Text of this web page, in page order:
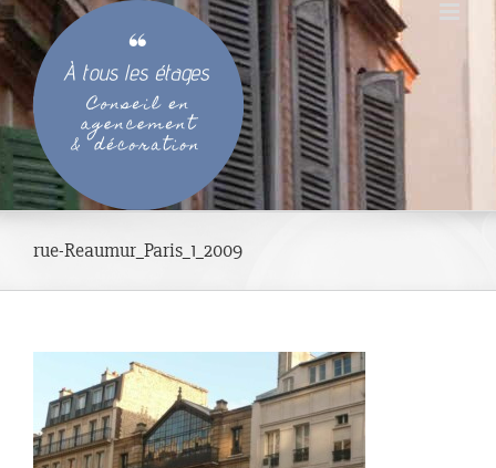
Passer
au
contenu
rue-Reaumur_Paris_1_2009